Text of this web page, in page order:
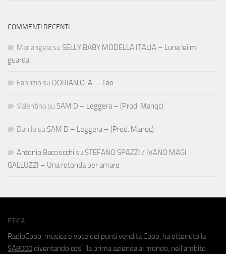
COMMENTI RECENTI
Mariangela su SELLY BABY MODELLA ITALIA – Luna lei mi
guarda
Fabrizio su DORIAN O. A. – Tao
Valentina su SAM D – Leggera – (Prod. Manqc)
Danilo su SAM D – Leggera – (Prod. Manqc)
Antonio Bacciocchi su STEFANO SPAZZI / IVANO MAGI
GALLUZZI – Una rotonda per amare
ETICA
RadioCoop, musica e voce dei punti vendita Coop, ha ottenuto la
SA8000 diventando così "la prima azienda al mondo, nell'ambito